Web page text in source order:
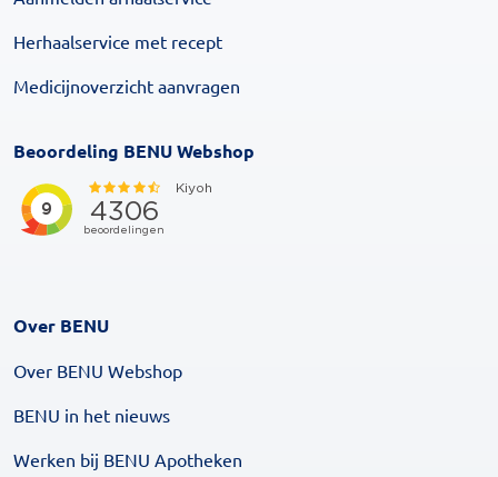
Herhaalservice met recept
Medicijnoverzicht aanvragen
Beoordeling BENU Webshop
Over BENU
Over BENU Webshop
BENU in het nieuws
Werken bij BENU Apotheken